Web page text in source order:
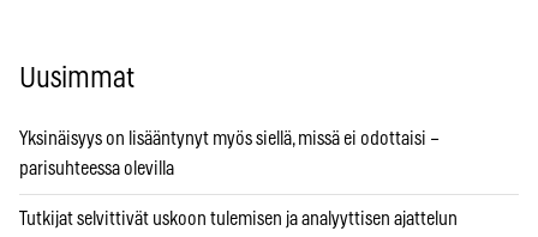
Uusimmat
Yksinäisyys on lisääntynyt myös siellä, missä ei odottaisi –
parisuhteessa olevilla
Tutkijat selvittivät uskoon tulemisen ja analyyttisen ajattelun